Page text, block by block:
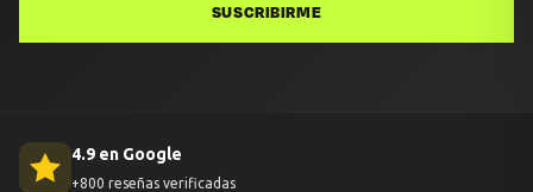
SUSCRIBIRME
4.9 en Google
+800 reseñas verificadas